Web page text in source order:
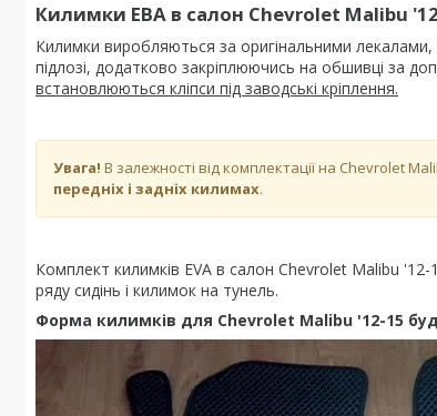
Килимки ЕВА в салон Chevrolet Malibu
Килимки виробляються за оригінальними
підлозі, додатково закріплюючись на обшивці за
встановлюються кліпси під заводські кріплення.
Увага! В залежності від комплектації на Chevrolet
передніх і задніх килимах.
Комплект килимків EVA в салон Chevrolet Malibu
ряду сидінь і килимок на тунель.
Форма килимків для Chevrolet Malibu '12-15